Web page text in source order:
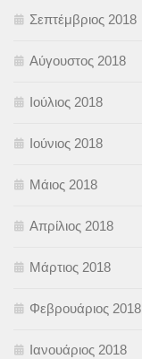
Σεπτέμβριος 2018
Αύγουστος 2018
Ιούλιος 2018
Ιούνιος 2018
Μάιος 2018
Απρίλιος 2018
Μάρτιος 2018
Φεβρουάριος 2018
Ιανουάριος 2018